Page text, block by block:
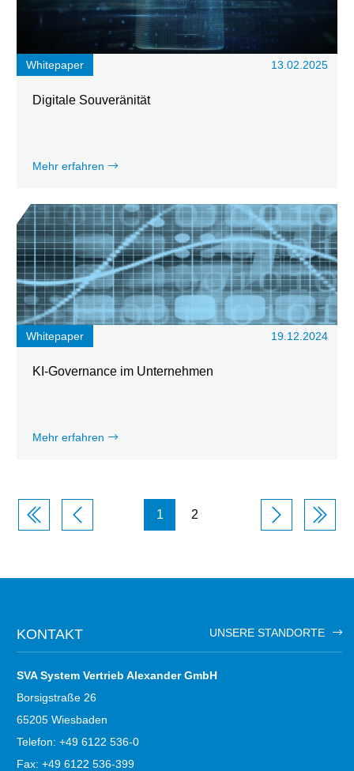
Whitepaper 13.02.2025
Digitale Souveränität
Mehr erfahren
Whitepaper 19.12.2024
KI-Governance im Unternehmen
Mehr erfahren
Seitennummerierung
1 2
KONTAKT UNSERE STANDORTE
SVA System Vertrieb Alexander GmbH
Borsigstraße 26
65205 Wiesbaden
Telefon: +49 6122 536-0
Fax: +49 6122 536-399